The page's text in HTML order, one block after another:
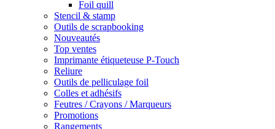
Foil quill
Stencil & stamp
Outils de scrapbooking
Nouveautés
Top ventes
Imprimante étiqueteuse P-Touch
Reliure
Outils de pelliculage foil
Colles et adhésifs
Feutres / Crayons / Marqueurs
Promotions
Rangements